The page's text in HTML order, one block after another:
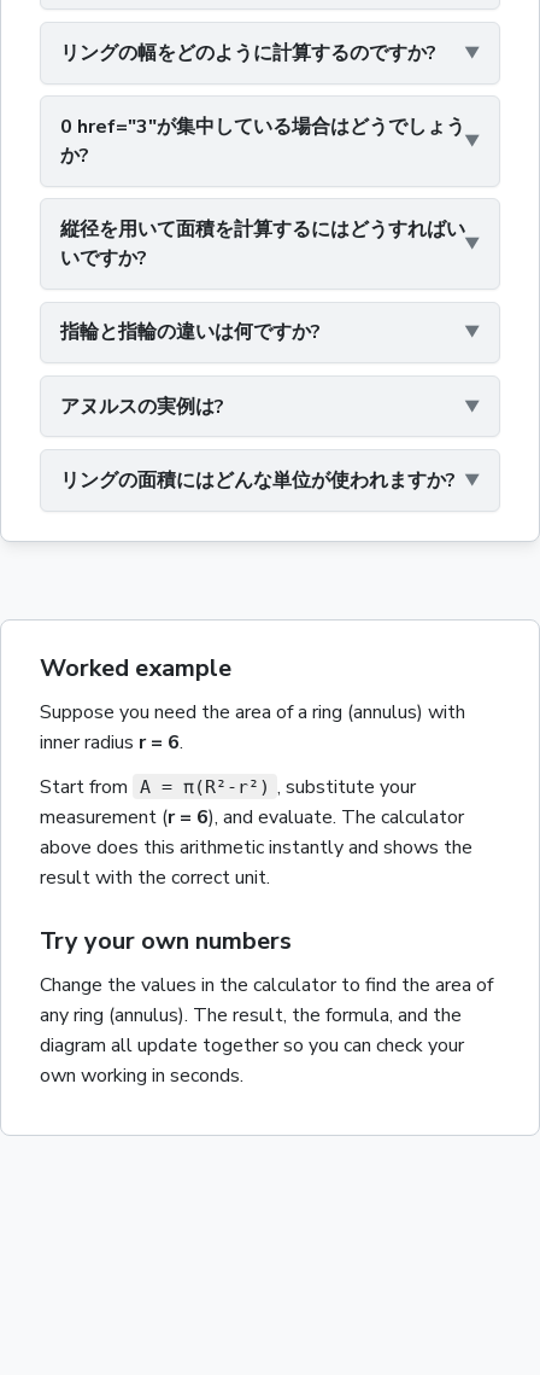
リングの幅をどのように計算するのですか?
0 href="3"が集中している場合はどうでしょう
か?
縦径を用いて面積を計算するにはどうすればい
いですか?
指輪と指輪の違いは何ですか?
アヌルスの実例は?
リングの面積にはどんな単位が使われますか?
Worked example
Suppose you need the area of a ring (annulus) with
inner radius r= 6.
Start from
A = π(R²-r²) , substitute your
measurement (r= 6), and evaluate. The calculator
above does this arithmetic instantly and shows the
result with the correct unit.
Try your own numbers
Change the values in the calculator to find the area of
anyring (annulus). The result, the formula, and the
diagram all update together so you can check your
own working in seconds.